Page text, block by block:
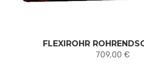
FLEXIROHR
709,00 €